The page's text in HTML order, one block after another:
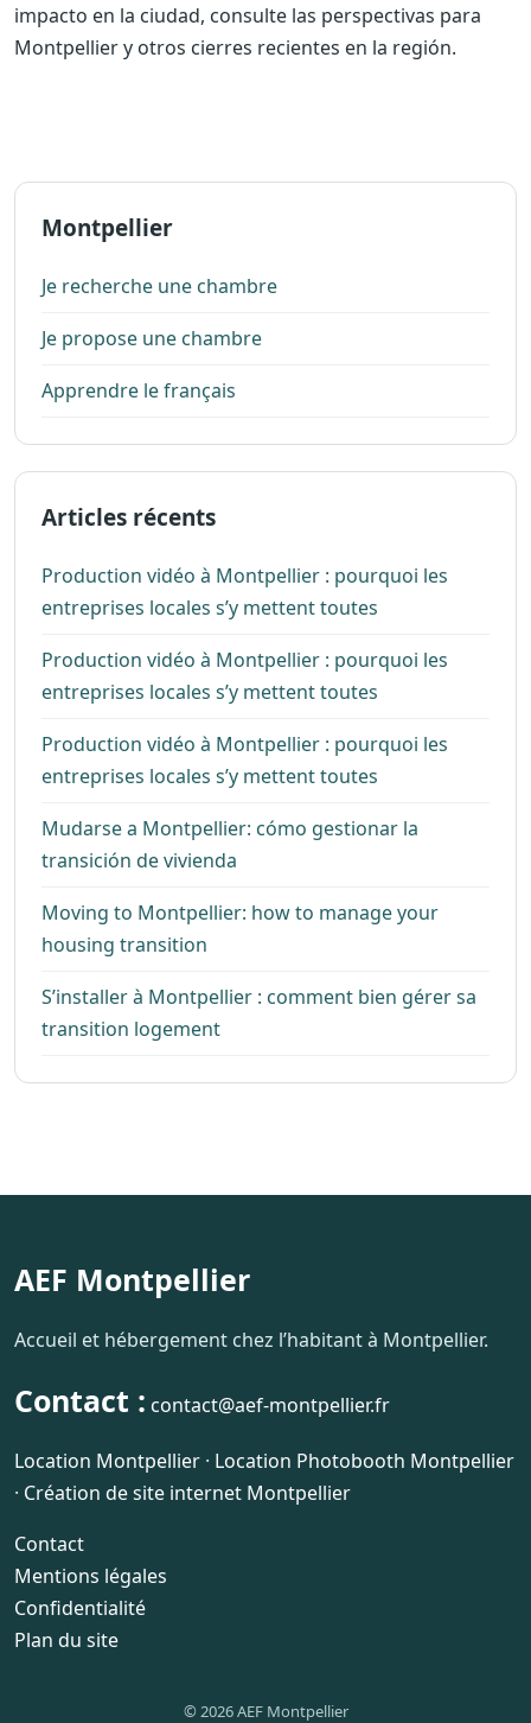
impacto en la ciudad, consulte las perspectivas para
Montpellier y otros cierres recientes en la región.
Montpellier
Je recherche une chambre
Je propose une chambre
Apprendre le français
Articles récents
Production vidéo à Montpellier : pourquoi les
entreprises locales s’y mettent toutes
Production vidéo à Montpellier : pourquoi les
entreprises locales s’y mettent toutes
Production vidéo à Montpellier : pourquoi les
entreprises locales s’y mettent toutes
Mudarse a Montpellier: cómo gestionar la
transición de vivienda
Moving to Montpellier: how to manage your
housing transition
S’installer à Montpellier : comment bien gérer sa
transition logement
AEF Montpellier
Accueil et hébergement chez l’habitant à Montpellier.
Contact : contact@aef-montpellier.fr
Location Montpellier · Location Photobooth Montpellier
· Création de site internet Montpellier
Contact
Mentions légales
Confidentialité
Plan du site
© 2026 AEF Montpellier